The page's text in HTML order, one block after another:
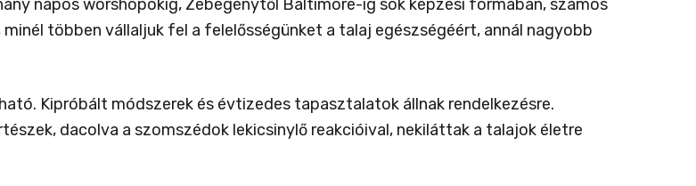
napos worshopokig, Zebegénytől Baltimore-ig sok képzési formában, számos
többen vállaljuk fel a felelősségünket a talaj egészségéért, annál nagyobb
Kipróbált módszerek és évtizedes tapasztalatok állnak rendelkezésre.
dacolva a szomszédok lekicsinylő reakcióival, nekiláttak a talajok életre